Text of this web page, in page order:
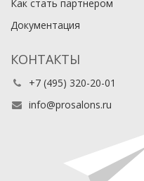
Как стать партнером
Документация
КОНТАКТЫ
+7 (495) 320-20-01
info@prosalons.ru